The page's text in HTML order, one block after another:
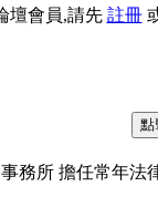
壇會員,請先 註冊
務所 擔任常年法